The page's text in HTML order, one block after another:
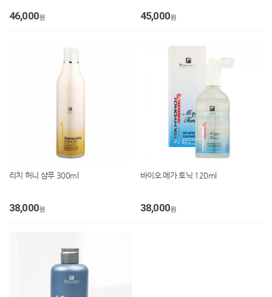
46,000원 45,000원
리치 허니 샴푸 300ml
38,000원
바이오 메가 토닉 120ml
38,000원